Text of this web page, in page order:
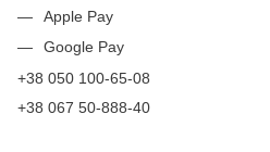
Apple Pay
Google Pay
+38 050 100-65-08
+38 067 50-888-40